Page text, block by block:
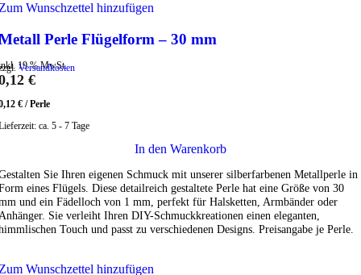
Wunschzettel hinzufügen
Perle Flügelform – 30 mm
19 % MwSt.
Versandkosten
€
€ /Perle
ca. 5 - 7 Tage
In den Warenkorb
Sie Ihren eigenen Schmuck mit unserer silberfarbenen Metallperle in
eines Flügels. Diese detailreich gestaltete Perle hat eine Größe von 30
und ein Fädelloch von 1 mm, perfekt für Halsketten, Armbänder oder
Sie verleiht Ihren DIY-Schmuckkreationen einen eleganten,
Touch und passt zu verschiedenen Designs. Preisangabe je Perle.
Wunschzettel hinzufügen